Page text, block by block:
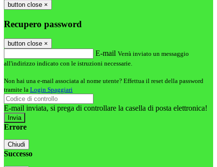
button close ×
Recupero password
button close ×
E-mail Verrà inviato un messaggio
all'indirizzo indicato con le istruzioni necessarie.
Non hai una e-mail associata al nome utente? Effettua il reset della password
tramite la Login Spaggiari
E-mail inviata, si prega di controllare la casella di posta elettronica!
Errore
Chiudi
Successo